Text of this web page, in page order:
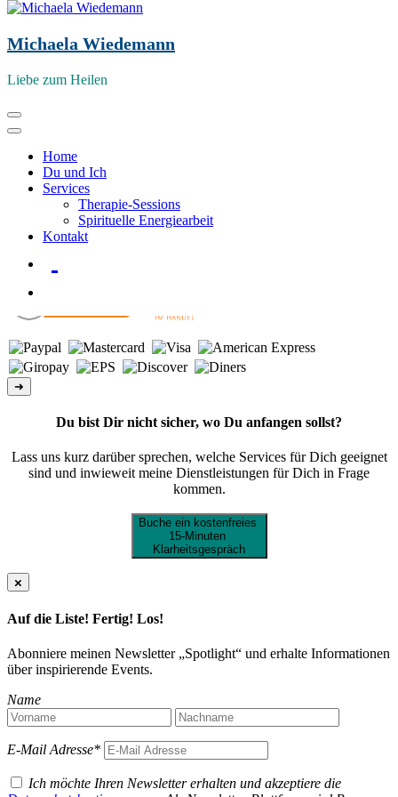
Inhalt
springen
Michaela Wiedemann
Liebe zum Heilen
Home
Du und Ich
Services
Therapie-Sessions
Spirituelle Energiearbeit
Kontakt
Shine your light
© Copyright 2026 - alle Rechte vorbehalten
Newsletter|Instagram
➜
Du bist Dir nicht sicher, wo Du anfangen sollst?
Lass uns kurz darüber sprechen, welche Services für Dich geeignet
sind und inwieweit meine Dienstleistungen für Dich in Frage
kommen.
Buche ein kostenfreies
15‑Minuten
Klarheitsgespräch
×
Auf die Liste! Fertig! Los!
Abonniere meinen Newsletter „Spotlight“ und erhalte Informationen
über inspirierende Events.
Name
E-Mail Adresse*
Ich möchte Ihren Newsletter erhalten und akzeptiere die